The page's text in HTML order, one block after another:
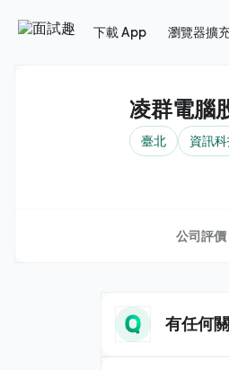
下載 App 瀏覽器擴
凌群電腦
臺北 資訊
公司評價
有任何